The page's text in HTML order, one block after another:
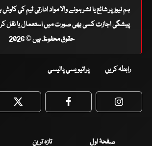
ہم نیوز پر شائع یا نشر ہونے والا مواد ادارتی ٹیم کی
پیشگی اجازت کسی بھی صورت میں استعمال یا نقل
حقوق محفوظ ہیں © 2026
رابطہ کریں پرائیویسی پالیسی
Twitter Facebook
صفحۂ اول تازہ ترین